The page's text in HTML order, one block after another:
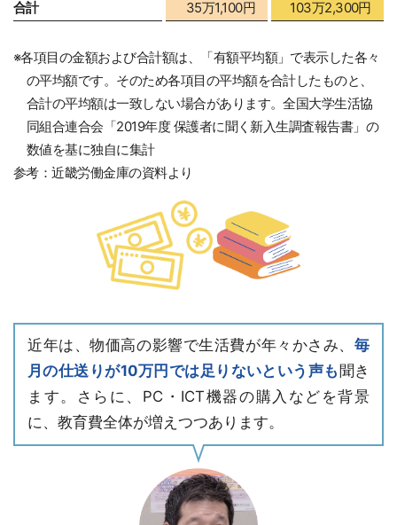
合計
35万1,100円 103万2,300円
※各項目の金額および合計額は、「有額平均額」で表示した各々
の平均額です。そのため各項目の平均額を合計したものと、
合計の平均額は一致しない場合があります。全国大学生活協
同組合連合会「2019年度 保護者に聞く新入生調査報告書」の
数値を基に独自に集計
参考：近畿労働金庫の資料より
近年は、物価高の影響で生活費が年々かさみ、 毎
月の仕送りが10万円では足りないという声も 聞き
ます。さらに、PC・ICT機器の購入などを背景
に、教育費全体が増えつつあります。